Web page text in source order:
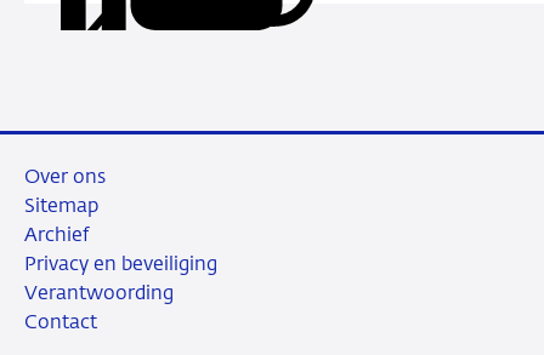
via
Over ons
Sitemap
Archief
Privacy en beveiliging
Verantwoording
Contact